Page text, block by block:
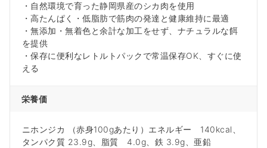
・自然環境で育った静岡県産のシカ肉を使用
・高たんぱく・低脂肪で筋肉の発達と健康維持に最適
・無添加・無着色と余計な加工をせず、ナチュラルな餌
を提供
・保存に便利なレトルトパックで常温保存OK、すぐに使
える
栄養価
ニホンジカ （赤身100gあたり）エネルギー 140kcal、
タンパク質 23.9g、脂質 4.0g、鉄 3.9g、亜鉛